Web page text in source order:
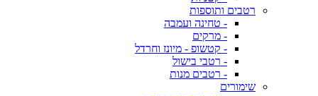
רטבים ותוספות
- טחינה ועמבה
- מרקים
- קטשופ - מיונז וחרדל
- רטבי בישול
- רטבים מנות
שימורים